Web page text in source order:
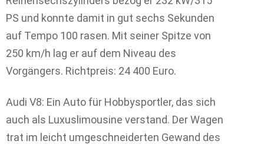
PS und konnte damit in gut sechs Sekunden
auf Tempo 100 rasen. Mit seiner Spitze von
250 km/h lag er auf dem Niveau des
Vorgängers. Richtpreis: 24 400 Euro.
Audi V8: Ein Auto für Hobbysportler, das sich
auch als Luxuslimousine verstand. Der Wagen
trat im leicht umgeschneiderten Gewand des